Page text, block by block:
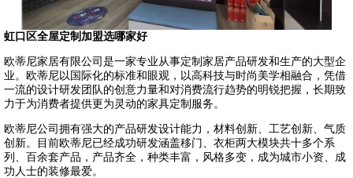
虹口区全屋定制加盟选哪家好
欧蒂尼家居有限公司是一家专业从事定制家居产品研发和生产的大型企
业。欧蒂尼以国际化的标准和眼观，以高科技与时尚美学相融合，凭借
一流的设计研发团队的创意力量和对消费流行趋势的明锐把握，长期致
力于为消费者提供更为灵动的家具定制服务。
欧蒂尼公司拥有强大的产品研发设计能力，材料创新、工艺创新、气质
创新。目前欧蒂尼已经成功研发涵盖移门、衣柜两大模块共十多个系
列、百余套产品，产品齐全，种类丰富，风格多变，成为城市小资、成
功人士的装修最爱。